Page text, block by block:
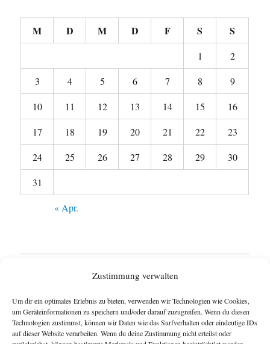
Zustimmung verwalten
Um dir ein optimales Erlebnis zu bieten, verwenden wir Technologien wie Cookies,
um Geräteinformationen zu speichern und/oder darauf zuzugreifen. Wenn du diesen
Technologien zustimmst, können wir Daten wie das Surfverhalten oder eindeutige IDs
auf dieser Website verarbeiten. Wenn du deine Zustimmung nicht erteilst oder
M D M D F S S
1
2
3
4 5 6 7 8
9
10
11 12 13 14 15
16
17
18 19 20 21 22
23
24
25 26 27 28 29
30
31
« Apr.
Wie funktioniert das Blog ?
anzeigen
Impressum